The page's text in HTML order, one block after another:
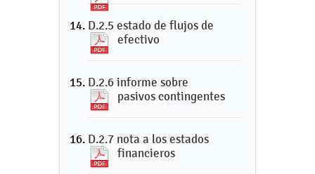
D.2.5 estado de flujos de
efectivo
D.2.6 informe sobre
pasivos contingentes
D.2.7 nota a los estados
financieros